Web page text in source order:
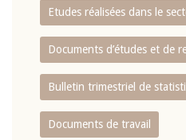
Etudes réalisées dans le
Documents d’études et de
Bulletin trimestriel de
Documents de travail